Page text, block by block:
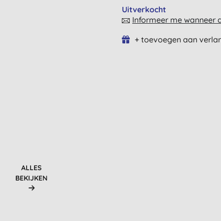
ALLES
BEKIJKEN
Uitverkocht
Informeer me wanneer
+ toevoegen aan